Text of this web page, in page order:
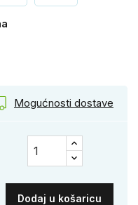
Mogućnosti dostave
Dodaj u košaricu